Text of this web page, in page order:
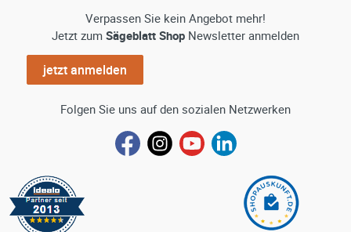
Verpassen Sie kein Angebot mehr!
Jetzt zum Sägeblatt Shop Newsletter anmelden
jetzt anmelden
Folgen Sie uns auf den sozialen Netzwerken